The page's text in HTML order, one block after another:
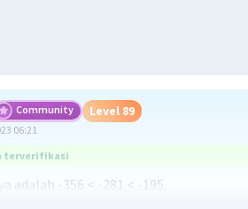
Community Level 89
06:21
terverifikasi
adalah -356 < -281 < -195.